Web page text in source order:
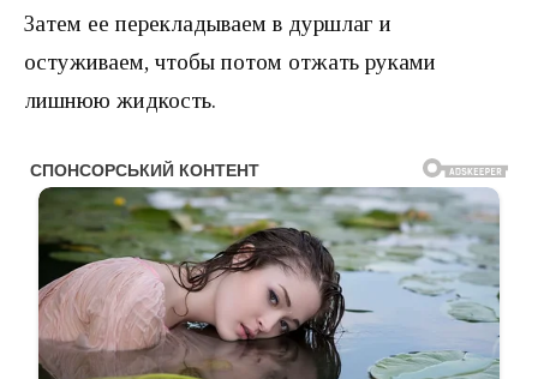
Затем ее перекладываем в дуршлаг и
остуживаем, чтобы потом отжать руками
лишнюю жидкость.